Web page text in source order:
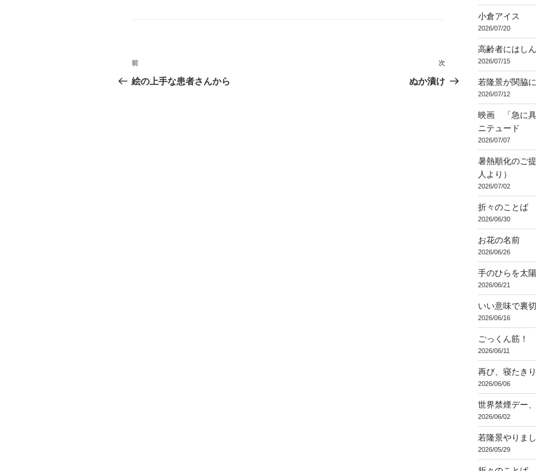
投
稿
前
の
前
絵の上手な患者さんから
次
の
次
ぬか漬け
小倉アイス
2026/07/20
高齢者にはし
2026/07/15
若隆景が関脇に
2026/07/12
映画 「急に具
ニテュード
2026/07/07
暑熱順化のご
人より）
2026/07/02
折々のことば
2026/06/30
お花の名前
2026/06/26
手のひらを太
2026/06/21
いい意味で裏
2026/06/16
ごっくん筋！
2026/06/11
再び、寝たき
2026/06/06
世界禁煙デー
2026/06/02
若隆景やりまし
2026/05/29